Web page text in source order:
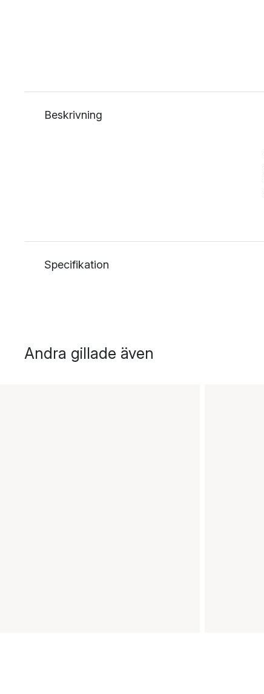
Beskrivning
Specifikation
Andra gillade även